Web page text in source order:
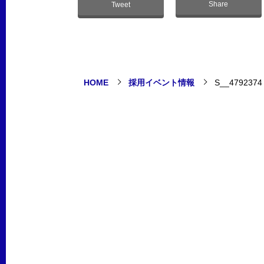
Tweet Share
HOME 採用イベント情報 S__4792374